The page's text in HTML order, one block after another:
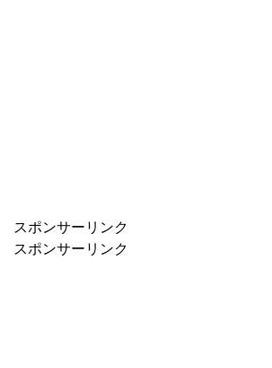
スポンサーリンク
スポンサーリンク